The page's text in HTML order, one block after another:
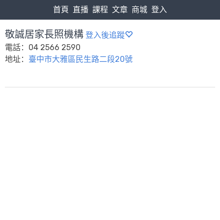
首頁 直播 課程 文章 商城 登入
敬誠居家長照機構 登入後追蹤
電話：04 2566 2590
地址： 臺中市大雅區民生路二段20號